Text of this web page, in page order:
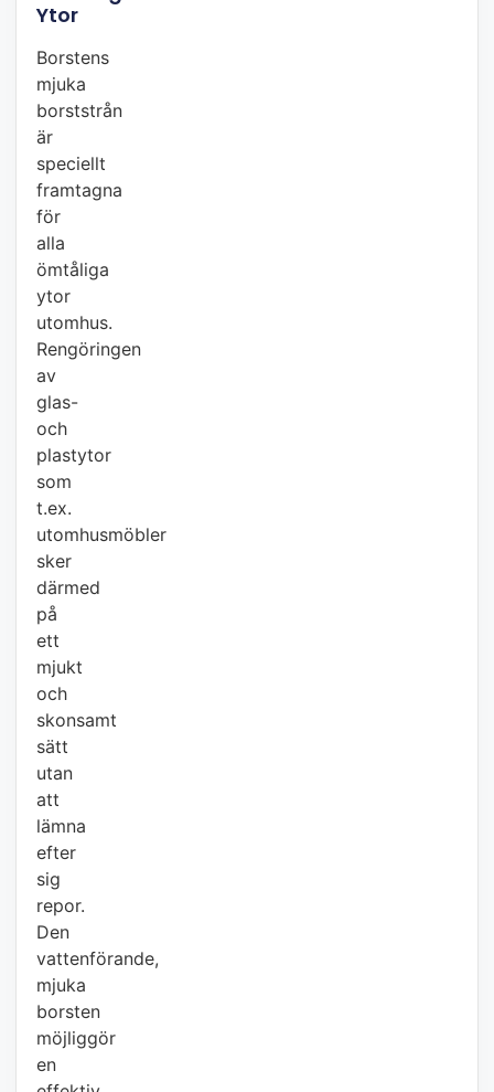
Ytor
Borstens
mjuka
borststrån
är
speciellt
framtagna
för
alla
ömtåliga
ytor
utomhus.
Rengöringen
av
glas-
och
plastytor
som
t.ex.
utomhusmöbler
sker
därmed
på
ett
mjukt
och
skonsamt
sätt
utan
att
lämna
efter
sig
repor.
Den
vattenförande,
mjuka
borsten
möjliggör
en